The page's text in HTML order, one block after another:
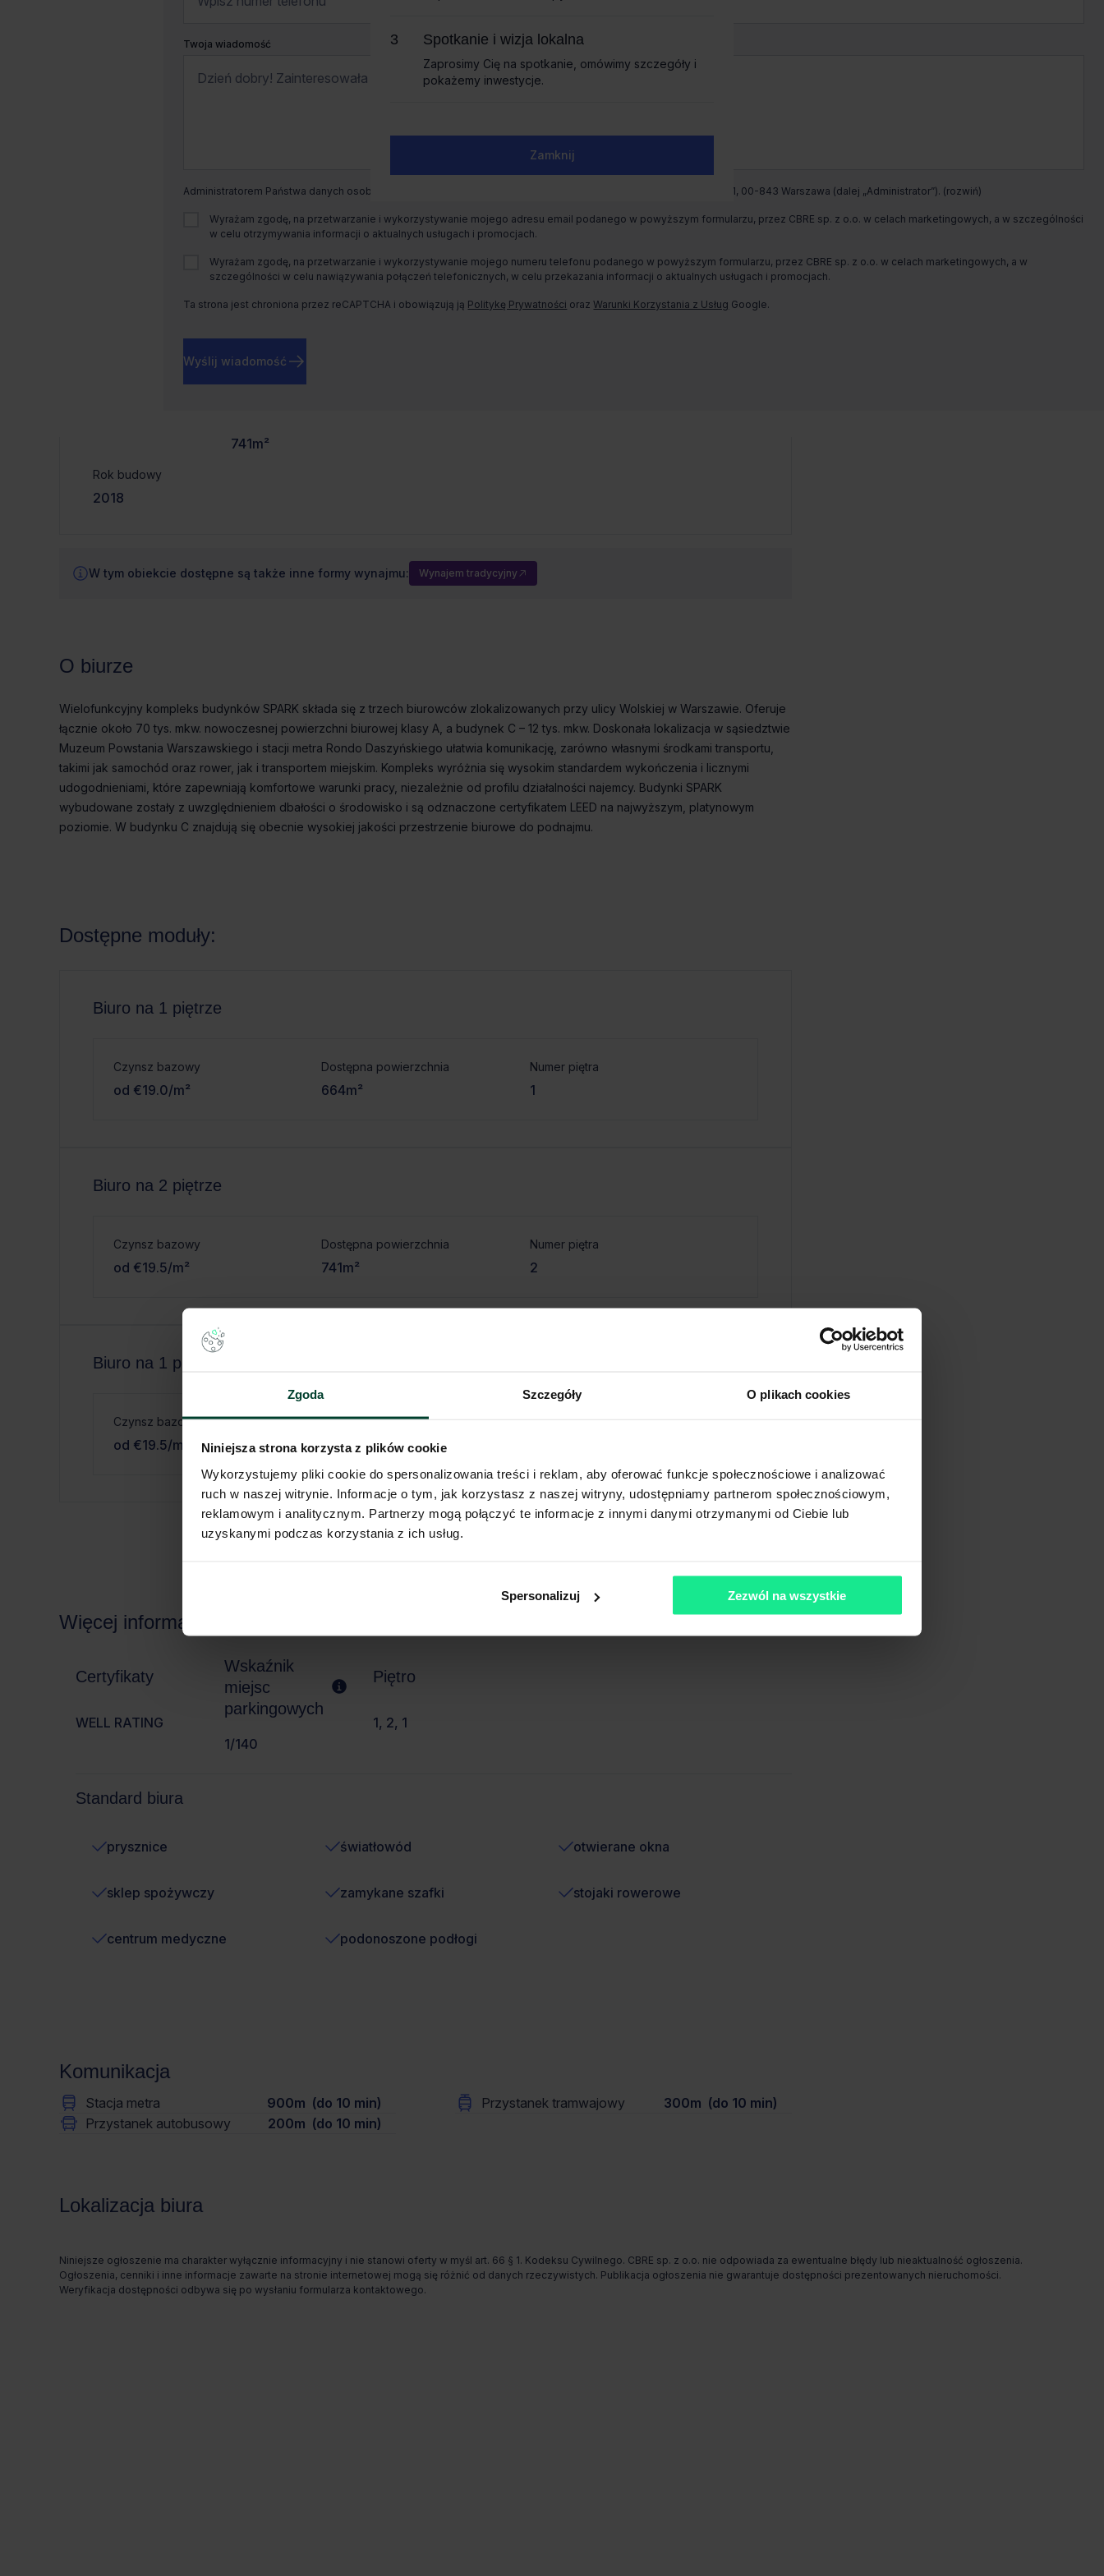
Zgoda Szczegóły O plikach cookies
Niniejsza strona korzysta z plików cookie
Wykorzystujemy pliki cookie do spersonalizowania treści i reklam, aby oferować funkcje społecznościowe i analizować
ruch w naszej witrynie. Informacje o tym, jak korzystasz z naszej witryny, udostępniamy partnerom społecznościowym,
reklamowym i analitycznym. Partnerzy mogą połączyć te informacje z innymi danymi otrzymanymi od Ciebie lub
uzyskanymi podczas korzystania z ich usług.
Spersonalizuj Zezwól na wszystkie
Umów spotkanie
Dostępna
741m²
Rok budowy
2018
W tym obiekcie dostępne są także inne formy wynajmu: Wynajem tradycyjny
O biurze
Wielofunkcyjny kompleks budynków SPARK składa się z trzech biurowców zlokalizowanych przy ulicy Wolskiej w Warszawie. Oferuje
łącznie około 70 tys. mkw. nowoczesnej powierzchni biurowej klasy A, a budynek C – 12 tys. mkw. Doskonała lokalizacja w sąsiedztwie
Muzeum Powstania Warszawskiego i stacji metra Rondo Daszyńskiego ułatwia komunikację, zarówno własnymi środkami transportu,
takimi jak samochód oraz rower, jak i transportem miejskim. Kompleks wyróżnia się wysokim standardem wykończenia i licznymi
udogodnieniami, które zapewniają komfortowe warunki pracy, niezależnie od profilu działalności najemcy. Budynki SPARK
wybudowane zostały z uwzględnieniem dbałości o środowisko i są odznaczone certyfikatem LEED na najwyższym, platynowym
poziomie. W budynku C znajdują się obecnie wysokiej jakości przestrzenie biurowe do podnajmu.
Dostępne moduły:
Biuro na 1 piętrze
Czynsz bazowy
od €19.0/m²
Dostępna powierzchnia
664m²
Numer piętra
1
Biuro na 2 piętrze
Czynsz bazowy
od €19.5/m²
Dostępna powierzchnia
741m²
Numer piętra
2
Biuro na 1 piętrze
Czynsz bazowy
od €19.5/m²
Dostępna powierzchnia
654m²
Więcej informacji
Certyfikaty
WELL RATING
Wskaźnik
miejsc
parkingowych
1/140
Piętro
1, 2, 1
Standard biura
prysznice światłowód otwierane okna
sklep spożywczy zamykane szafki stojaki rowerowe
centrum medyczne podonoszone podłogi
Komunikacja
Stacja metra 900m (do 10 min) Przystanek tramwajowy
300m (do 10 min)
Przystanek autobusowy
200m (do 10 min)
Lokalizacja biura
Niniejsze ogłoszenie ma charakter wyłącznie informacyjny i nie stanowi oferty w myśl art. 66 § 1. Kodeksu Cywilnego. CBRE sp. z o.o. nie odpowiada za ewentualne błędy lub nieaktualność ogłoszenia.
Ogłoszenia, cenniki i inne informacje zawarte na stronie internetowej mogą się różnić od danych rzeczywistych. Publikacja ogłoszenia nie gwarantuje dostępności prezentowanych nieruchomości.
Weryfikacja dostępności odbywa się po wysłaniu formularza kontaktowego.
Spotkanie i wizja lokalna
Zaprosimy Cię na spotkanie, omówimy szczegóły i
pokażemy inwestycje.
Zamknij
Twoja wiadomość
Administratorem Państwa danych osobowych jest CBRE sp. z o. o. z siedzibą w Warszawie, Rondo Daszyńskiego 1, 00-843 Warszawa (dalej „Administrator”).
Wyrażam zgodę, na przetwarzanie i wykorzystywanie mojego adresu email podanego w powyższym formularzu, przez CBRE sp. z o.o. w celach marketingowych, a w szczególności
w celu otrzymywania informacji o aktualnych usługach i promocjach.
Wyrażam zgodę, na przetwarzanie i wykorzystywanie mojego numeru telefonu podanego w powyższym formularzu, przez CBRE sp. z o.o. w celach marketingowych, a w
szczególności w celu nawiązywania połączeń telefonicznych, w celu przekazania informacji o aktualnych usługach i promocjach.
Ta strona jest chroniona przez reCAPTCHA i obowiązują ją Politykę Prywatności orazWarunki Korzystania z Usług Google.
Wyślij wiadomość
Spotkanie i wizja lokalna
Zaprosimy Cię na spotkanie, omówimy szczegóły i
pokażemy inwestycje.
Zamknij